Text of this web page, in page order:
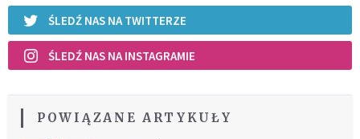
ŚLEDŹ NAS NA TWITTERZE
ŚLEDŹ NAS NA INSTAGRAMIE
POWIĄZANE ARTYKUŁY